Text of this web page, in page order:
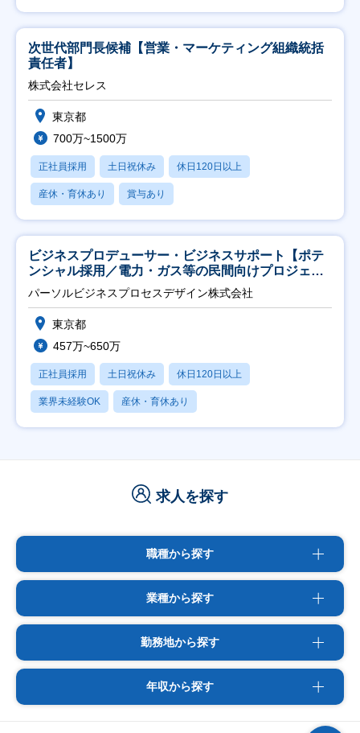
次世代部門長候補【営業・マーケティング組織統括
責任者】
株式会社セレス
東京都
700万~1500万
正社員採用 土日祝休み 休日120日以上
産休・育休あり 賞与あり
ビジネスプロデューサー・ビジネスサポート【ポテ
ンシャル採用／電力・ガス等の民間向けプロジェク
ト推進】
パーソルビジネスプロセスデザイン株式会社
東京都
457万~650万
正社員採用 土日祝休み 休日120日以上
業界未経験OK 産休・育休あり
求人を探す
職種から探す
業種から探す
勤務地から探す
年収から探す